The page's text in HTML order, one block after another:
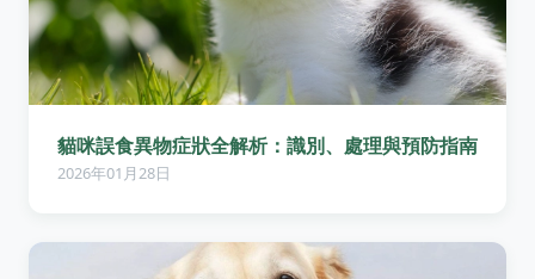
貓咪誤食異物症狀全解析：識別、處理與預防指南
2026年01月28日